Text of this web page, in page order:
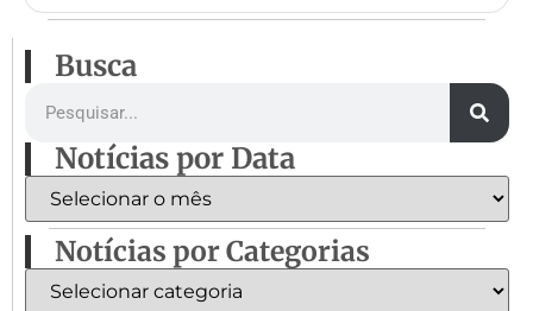
Busca
Notícias por Data
Notícias por Categorias